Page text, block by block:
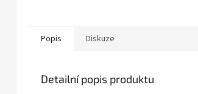
Popis Diskuze
Detailní popis produktu